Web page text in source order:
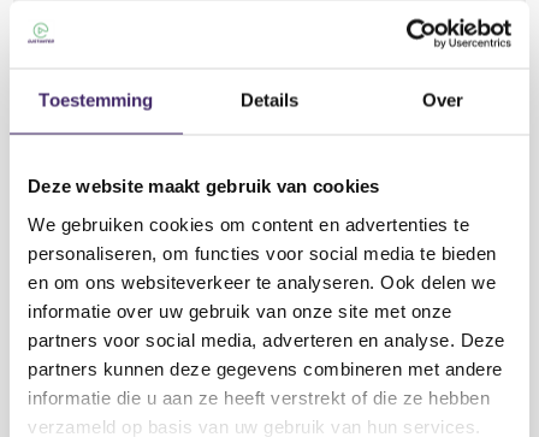
Toestemming Details Over
Deze website maakt gebruik van cookies
We gebruiken cookies om content en advertenties te
personaliseren, om functies voor social media te bieden
en om ons websiteverkeer te analyseren. Ook delen we
informatie over uw gebruik van onze site met onze
partners voor social media, adverteren en analyse. Deze
partners kunnen deze gegevens combineren met andere
informatie die u aan ze heeft verstrekt of die ze hebben
verzameld op basis van uw gebruik van hun services.
GARANTIE & SERVICE
LAAGSTE PRIJS
Leuke sfeer effecten samen in 1 pakket.
De rook machine zorgt ervoor dat de laser nog beter
uit de verf komt. Samen met de UV bar en laser zorg jij
in no-time een goede sfeer.
Deze complete DJ set bestaat uit:
1x Derby licht effect